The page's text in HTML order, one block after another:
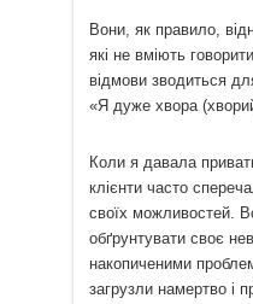
Вони, як правило,
які не вміють
відмови зводиться
«Я дуже хвора
Коли я давала
клієнти часто
своїх можливостей.
обґрунтувати своє
накопиченими
загрузли намертво і